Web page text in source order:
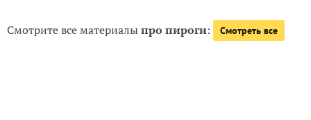
Смотрите все материалыпро пироги: Смотреть все